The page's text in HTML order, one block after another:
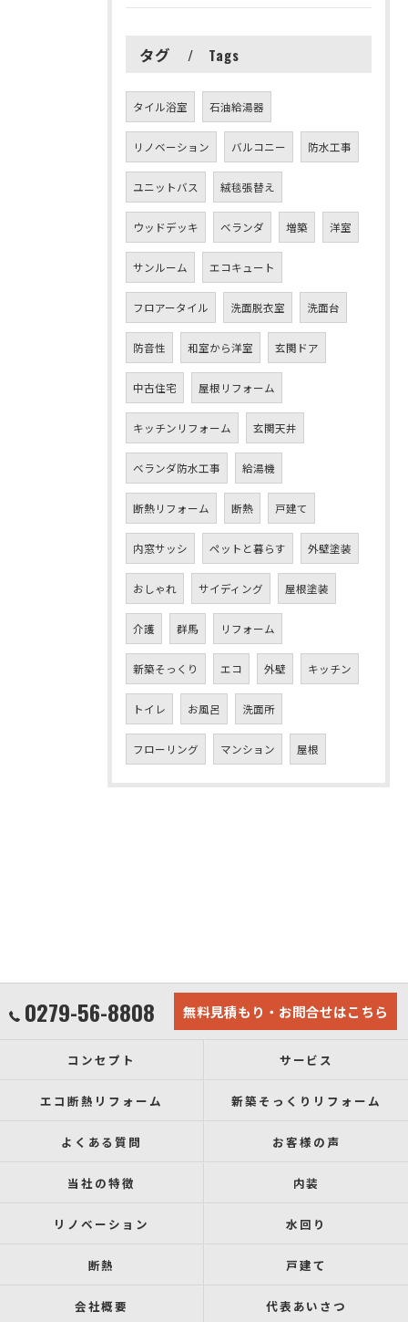
タグ Tags
タイル浴室 石油給湯器
リノベーション バルコニー 防水工事
ユニットバス 絨毯張替え
ウッドデッキ ベランダ 増築 洋室
サンルーム エコキュート
フロアータイル 洗面脱衣室 洗面台
防音性 和室から洋室 玄関ドア
中古住宅 屋根リフォーム
キッチンリフォーム 玄関天井
ベランダ防水工事 給湯機
断熱リフォーム 断熱 戸建て
内窓サッシ ペットと暮らす 外壁塗装
おしゃれ サイディング 屋根塗装
介護 群馬 リフォーム
新築そっくり エコ 外壁 キッチン
トイレ お風呂 洗面所
フローリング マンション 屋根
0279-56-8808 無料見積もり・お問合せはこちら
コンセプト サービス
エコ断熱リフォーム 新築そっくりリフォーム
よくある質問 お客様の声
当社の特徴 内装
リノベーション 水回り
断熱 戸建て
会社概要 代表あいさつ